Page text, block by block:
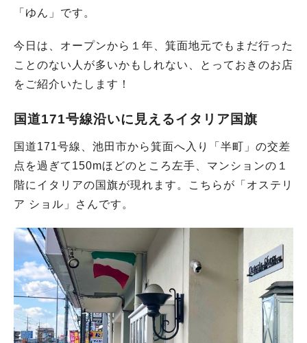
「ゆん」です。
今日は、オープンから１年、箕面地元でもまだ行った
ことのない人が多いかもしれない、とっておきのお店
をご紹介いたします！
国道171号線沿いに見えるイタリア国旗
国道171号線、池田市から箕面へ入り「半町」の交差
点を過ぎて150mほどのところ左手、マンションの１
階にイタリアの国旗が現れます。こちらが「オステリ
ア ショル」さんです。